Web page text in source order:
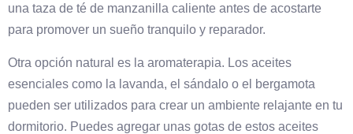
una taza de té de manzanilla caliente antes de acostarte
para promover un sueño tranquilo y reparador.
Otra opción natural es la aromaterapia. Los aceites
esenciales como la lavanda, el sándalo o el bergamota
pueden ser utilizados para crear un ambiente relajante en tu
dormitorio. Puedes agregar unas gotas de estos aceites